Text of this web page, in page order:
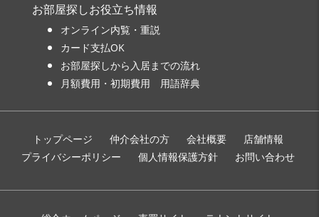
お部屋探しお役立ち情報
オンライン内覧・重説
カード支払OK
お部屋探しから入居までの流れ
月額費用・初期費用 用語辞典
トップページ 仲介会社の方 会社概要
店舗情報
プライバシーポリシー
個人情報保護方針 お問い合わせ